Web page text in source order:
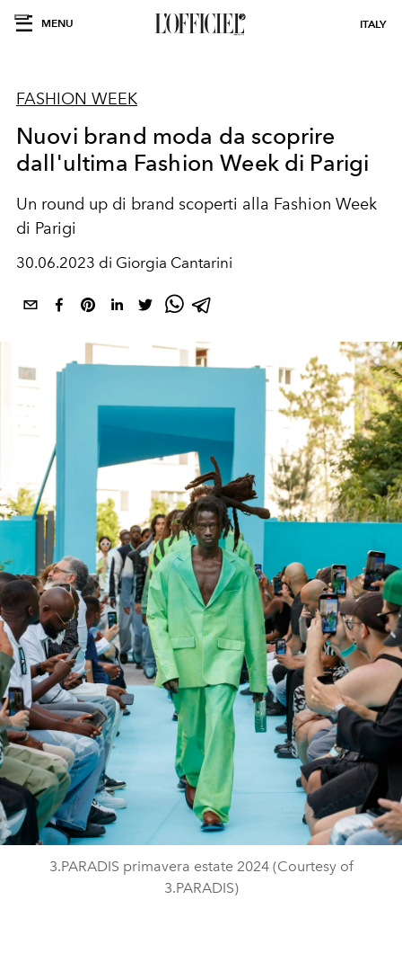
MENU ITALY
FASHION WEEK
Nuovi brand moda da scoprire
dall'ultima Fashion Week di Parigi
Un round up di brand scoperti alla Fashion Week
di Parigi
30.06.2023 di Giorgia Cantarini
3.PARADIS primavera estate 2024 (Courtesy of
3.PARADIS)